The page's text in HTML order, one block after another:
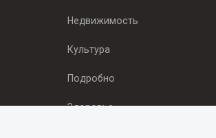
Недвижимость
Культура
Подробно
Здоровье